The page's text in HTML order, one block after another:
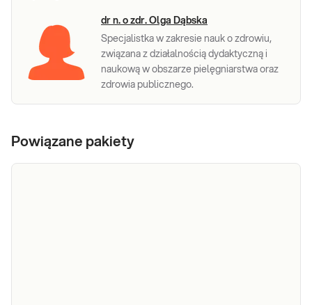
dr n. o zdr. Olga Dąbska
Specjalistka w zakresie nauk o zdrowiu,
związana z działalnością dydaktyczną i
naukową w obszarze pielęgniarstwa oraz
zdrowia publicznego.
Powiązane pakiety